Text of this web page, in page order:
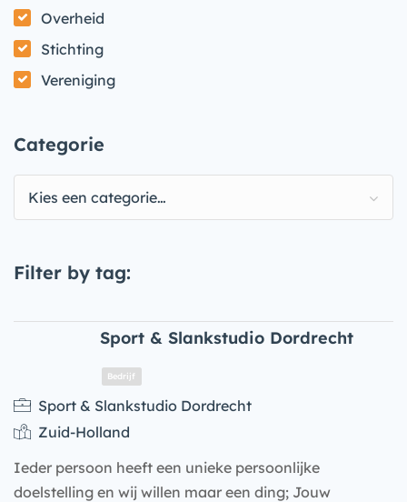
Overheid
Stichting
Vereniging
Categorie
Kies een categorie…
Filter by tag:
Sport & Slankstudio Dordrecht
Sport & Slankstudio Dordrecht
Zuid-Holland
Ieder persoon heeft een unieke persoonlijke
doelstelling en wij willen maar een ding; Jouw